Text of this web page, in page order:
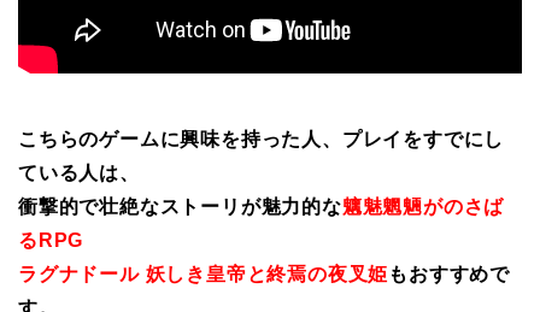
こちらのゲームに興味を持った人、プレイをすでにし
ている人は、
衝撃的で壮絶なストーリが魅力的な魑魅魍魎がのさば
るRPG
ラグナドール 妖しき皇帝と終焉の夜叉姫 もおすすめで
す。